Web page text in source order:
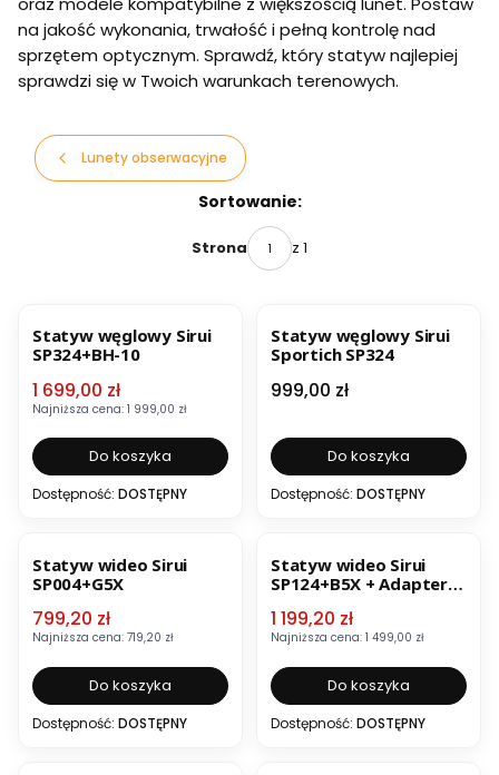
na jakość wykonania, trwałość i pełną kontrolę nad
sprzętem optycznym. Sprawdź, który statyw najlepiej
sprawdzi się w Twoich warunkach terenowych.
Lunety obserwacyjne
Sortowanie:
Strona z 1
Statyw węglowy Sirui
SP324+BH-10
Cena promocyjna
1 699,00 zł
Najniższa cena: 1 999,00 zł
Do koszyka
Dostępność: DOSTĘPNY
Statyw węglowy Sirui
Sportich SP324
Cena
999,00 zł
Do koszyka
Dostępność: DOSTĘPNY
Statyw wideo Sirui
SP004+G5X
Cena promocyjna
799,20 zł
Najniższa cena: 719,20 zł
Do koszyka
Dostępność: DOSTĘPNY
Statyw wideo Sirui
SP124+B5X + Adapter
Cena promocyjna
1 199,20 zł
Najniższa cena: 1 499,00 zł
Do koszyka
Dostępność: DOSTĘPNY